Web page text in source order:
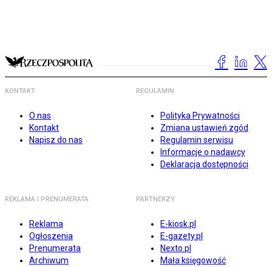
KONTAKT
O nas
Kontakt
Napisz do nas
REGULAMIN
Polityka Prywatności
Zmiana ustawień zgód
Regulamin serwisu
Informacje o nadawcy
Deklaracja dostępności
REKLAMA I PRENUMERATA
Reklama
Ogłoszenia
Prenumerata
Archiwum
PARTNERZY
E-kiosk.pl
E-gazety.pl
Nexto.pl
Mała księgowość